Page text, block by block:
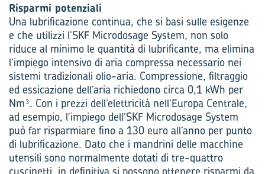
Risparmi potenziali
Una lubrificazione continua, che si basi sulle esigenze
e che utilizzi l’SKF Microdosage System, non solo
riduce al minimo le quantità di lubrificante, ma elimina
l’impiego intensivo di aria compressa necessario nei
sistemi tradizionali olio-aria. Compressione, filtraggio
ed essicazione dell’aria richiedono circa 0,1 kWh per
Nm³. Con i prezzi dell’elettricità nell’Europa Centrale,
ad esempio, l’impiego dell’SKF Microdosage System
può far risparmiare fino a 130 euro all’anno per punto
di lubrificazione. Dato che i mandrini delle macchine
utensili sono normalmente dotati di tre-quattro